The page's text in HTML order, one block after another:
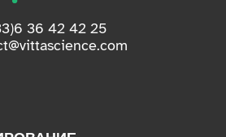
36 42 42 25